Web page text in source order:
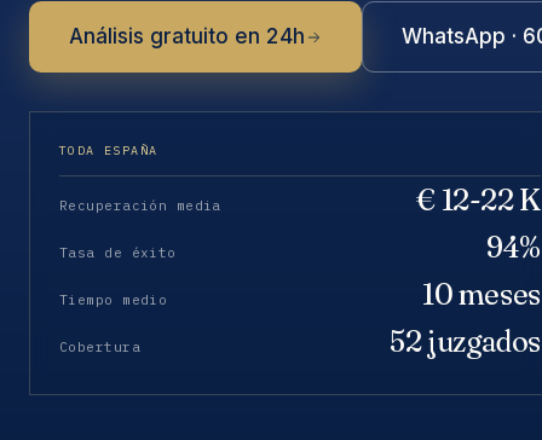
Análisis gratuito en 24h WhatsApp ·
TODA ESPAÑA
Recuperación media € 12-22 K
Tasa de éxito 94%
Tiempo medio 10 meses
Cobertura 52 juzgados